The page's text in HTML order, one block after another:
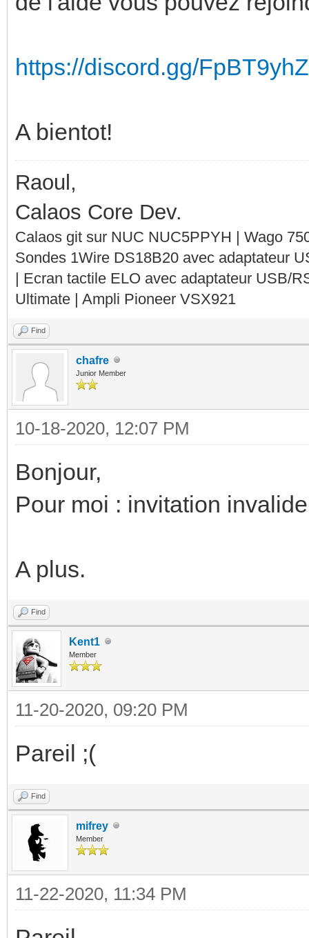
https://discord.gg/
A bientot!
Raoul,
Calaos Core Dev.
Calaos git sur NUC NUC5PPYH | Wago
Sondes 1Wire DS18B20 avec adaptateur
| Ecran tactile ELO avec adaptateur USB/
Ultimate | Ampli Pioneer VSX921
Find
chafre
Junior Member
10-18-2020, 12:07 PM
Bonjour,
Pour moi : invitation
A plus.
Find
Kent1
Member
11-20-2020, 09:20 PM
Pareil ;(
Find
mifrey
Member
11-22-2020, 11:34 PM